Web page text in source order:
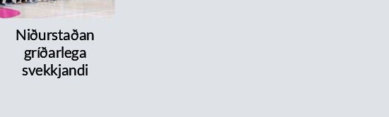
Niðurstaðan
gríðarlega
svekkjandi